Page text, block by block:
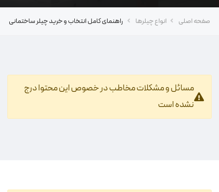
صفحه اصلی انواع چیلرها راهنمای کامل انتخاب و خرید چیلر ساختمانی
مسائل و مشکلات مخاطب در خصوص این محتوا درج
نشده است